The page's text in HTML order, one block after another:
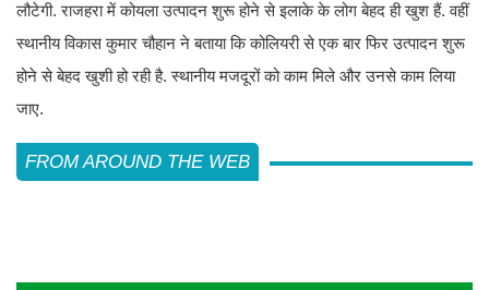
लौटेगी. राजहरा में कोयला उत्पादन शुरू होने से इलाके के लोग बेहद ही खुश हैं. वहीं
स्थानीय विकास कुमार चौहान ने बताया कि कोलियरी से एक बार फिर उत्पादन शुरू
होने से बेहद खुशी हो रही है. स्थानीय मजदूरों को काम मिले और उनसे काम लिया
जाए.
FROM AROUND THE WEB